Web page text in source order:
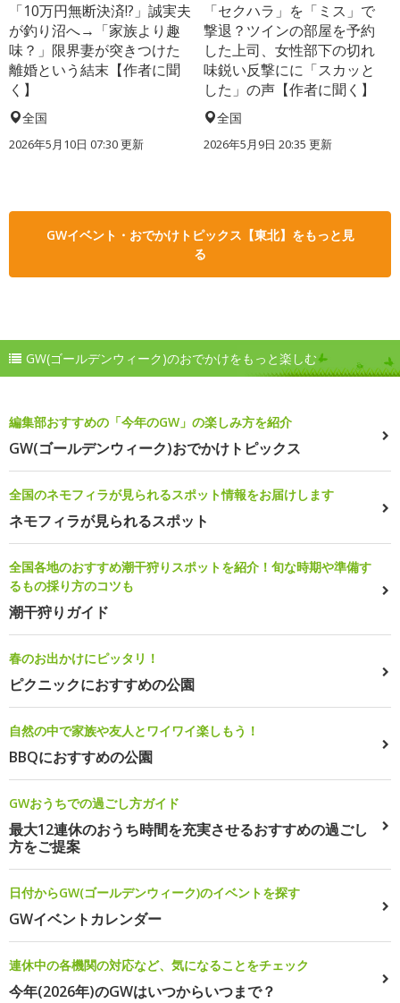
「10万円無断決済!?」誠実夫
が釣り沼へ→「家族より趣
味？」限界妻が突きつけた
離婚という結末【作者に聞
く】
全国
2026年5月10日 07:30 更新
「セクハラ」を「ミス」で
撃退？ツインの部屋を予約
した上司、女性部下の切れ
味鋭い反撃にに「スカッと
した」の声【作者に聞く】
全国
2026年5月9日 20:35 更新
GWイベント・おでかけトピックス【東北】をもっと見
る
GW(ゴールデンウィーク)のおでかけをもっと楽しむ
編集部おすすめの「今年のGW」の楽しみ方を紹介
GW(ゴールデンウィーク)おでかけトピックス
全国のネモフィラが見られるスポット情報をお届けします
ネモフィラが見られるスポット
全国各地のおすすめ潮干狩りスポットを紹介！旬な時期や準備す
るもの採り方のコツも
潮干狩りガイド
春のお出かけにピッタリ！
ピクニックにおすすめの公園
自然の中で家族や友人とワイワイ楽しもう！
BBQにおすすめの公園
GWおうちでの過ごし方ガイド
最大12連休のおうち時間を充実させるおすすめの過ごし
方をご提案
日付からGW(ゴールデンウィーク)のイベントを探す
GWイベントカレンダー
連休中の各機関の対応など、気になることをチェック
今年(2026年)のGWはいつからいつまで？